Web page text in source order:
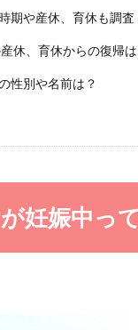
期や産休、育休も調査
休、育休からの復帰
性別や名前は？
妊娠中っ